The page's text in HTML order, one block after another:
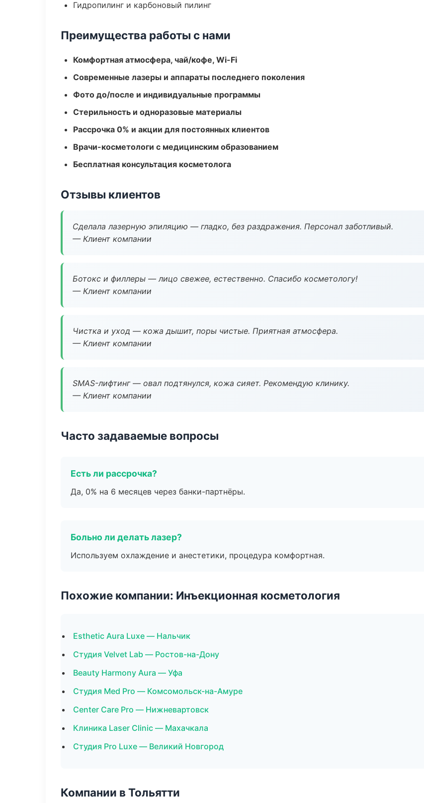
Гидропилинг и карбоновый пилинг
Преимущества работы с нами
Комфортная атмосфера, чай/кофе, Wi-Fi
Современные лазеры и аппараты последнего поколения
Фото до/после и индивидуальные программы
Стерильность и одноразовые материалы
Рассрочка 0% и акции для постоянных клиентов
Врачи-косметологи с медицинским образованием
Бесплатная консультация косметолога
Отзывы клиентов
Сделала лазерную эпиляцию — гладко, без раздражения. Персонал заботливый.
— Клиент компании
Ботокс и филлеры — лицо свежее, естественно. Спасибо косметологу!
— Клиент компании
Чистка и уход — кожа дышит, поры чистые. Приятная атмосфера.
— Клиент компании
SMAS-лифтинг — овал подтянулся, кожа сияет. Рекомендую клинику.
— Клиент компании
Часто задаваемые вопросы
Есть ли рассрочка?
Да, 0% на 6 месяцев через банки-партнёры.
Больно ли делать лазер?
Используем охлаждение и анестетики, процедура комфортная.
Похожие компании: Инъекционная косметология
Esthetic Aura Luxe — Нальчик
Студия Velvet Lab — Ростов-на-Дону
Beauty Harmony Aura — Уфа
Студия Med Pro — Комсомольск-на-Амуре
Center Care Pro — Нижневартовск
Клиника Laser Clinic — Махачкала
Студия Pro Luxe — Великий Новгород
Компании в Тольятти